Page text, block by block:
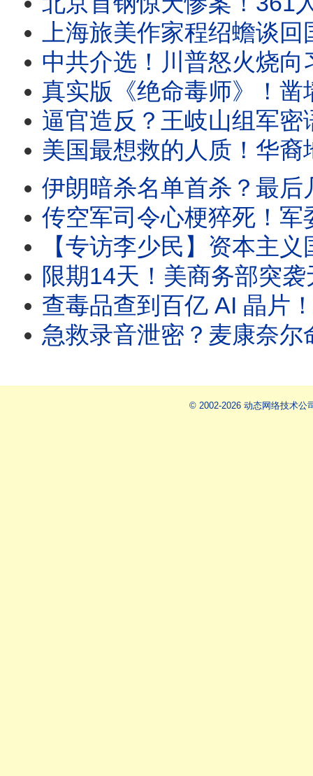
上海旅美作家程绍蟾谈回国见闻：上海经济太萧条！
中共介选！川普怒火烧向习近平？连发4张“噘嘴 照”！川普震撼讲话
真实版《绝命毒师》！凿墙越狱！中国顶级学霸“王哥”
逼官造反？王岐山组军密语惊人！千万官员沦“财政肥
美国最想救的人质！华裔地震专家陷中共黑牢，100次提审，中
伊朗暗杀名单首杀？最后几小时和川普的一通电话！超级鹰派格雷
传空军司令心梗猝死！军委会议惊现一幕，习近平成孤家寡人；川普惊
【专访李少民】资本主义国家的“社会主义飞地”，会复刻北欧的高福利社会？
限期14天！美商务部突袭无烟煤背后：一块黑色的
查毒品查到百亿 AI 晶片！神秘共军女金主、电竞冠军
急救录音泄密？麦康奈尔命悬一线，赵小兰为何火
© 2002-2026 动态网络技术公